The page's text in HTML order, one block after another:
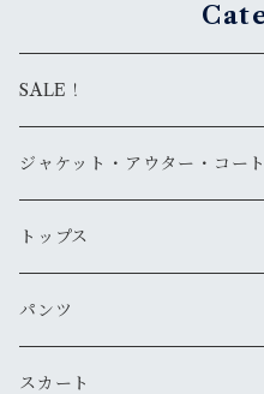
SALE！
ジャケット・アウター・コート
デニムジャケット
古着
新品
レザージャケット
古着
ミリタリージャケット
トップス
ニット・セーター
古着
カーディガン
パンツ
デニム・ジーンズ
スカート